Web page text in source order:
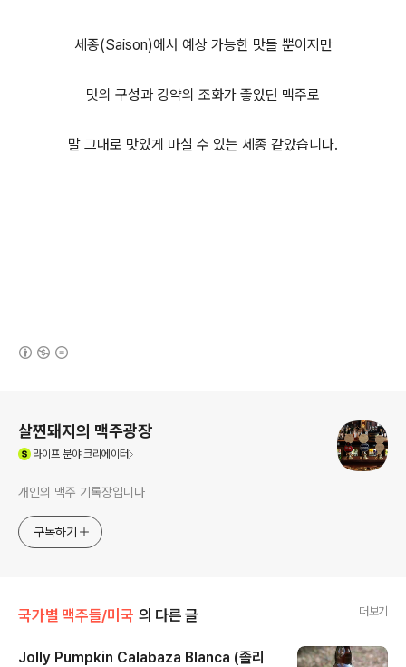
세종(Saison)에서 예상 가능한 맛들 뿐이지만
맛의 구성과 강약의 조화가 좋았던 맥주로
말 그대로 맛있게 마실 수 있는 세종 같았습니다.
살찐돼지의 맥주광장
라이프 분야 크리에이터
개인의 맥주 기록장입니다
구독하기
국가별 맥주들/미국 의 다른 글 더보기
Jolly Pumpkin Calabaza Blanca (졸리